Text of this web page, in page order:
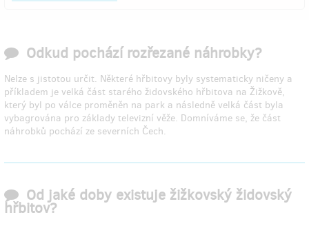
Odkud pochází rozřezané náhrobky?
Nelze s jistotou určit. Některé hřbitovy byly systematicky ničeny a
příkladem je velká část starého židovského hřbitova na Žižkově,
který byl po válce proměněn na park a následně velká část byla
vybagrována pro základy televizní věže. Domníváme se, že část
náhrobků pochází ze severních Čech.
Od jaké doby existuje žižkovský židovský
hřbitov?